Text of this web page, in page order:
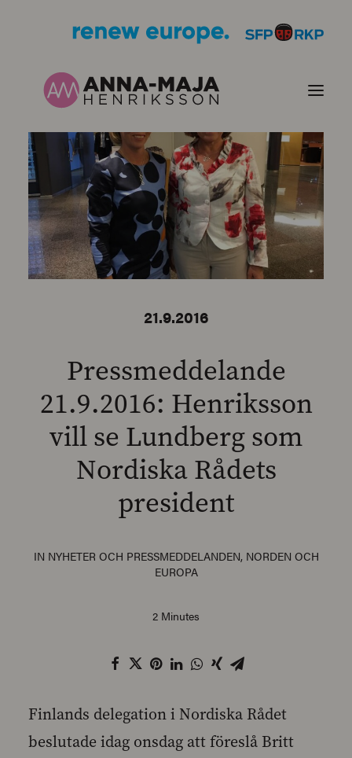
PUBLIKATIONER
HJÄRTEFRÅGOR
PERSONPORTRÄTT
SEARCH
21.9.2016
Pressmeddelande
21.9.2016: Henriksson
vill se Lundberg som
Nordiska Rådets
president
IN NYHETER OCH PRESSMEDDELANDEN, NORDEN OCH
EUROPA
2 Minutes
Finlands delegation i Nordiska Rådet
beslutade idag onsdag att föreslå Britt